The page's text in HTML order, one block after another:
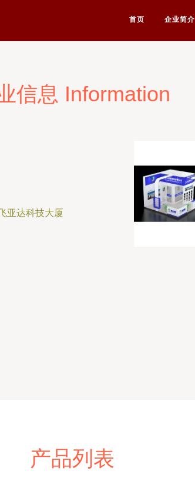
首页 企业简介
信息 Information
亚达科技大厦
产品列表